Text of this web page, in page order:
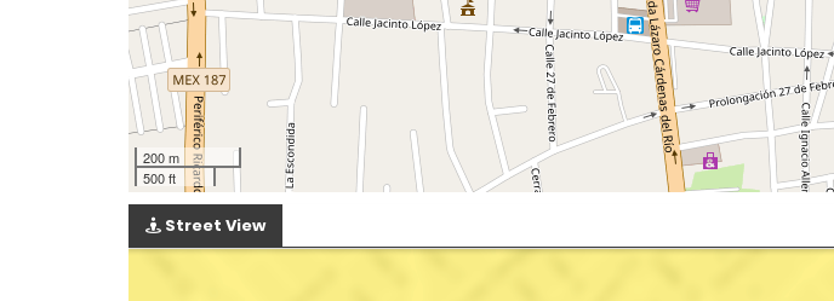
200 m
500 ft
Street View